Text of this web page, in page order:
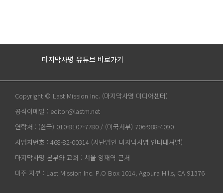
마지막사명 유튜브 바로가기
Copyright © Last Mission Inc. (마지막사명 미디어센터)
공식이메일 : editor@lastm.net
연락처 : (한국) 010-8107-7780 / (미국서부) 706-988-4090
사업자번호 : 468-82-00314 (사단법인 마지막사명 인터내셔널)
마지막사명 본부와 교회 : 서울 양재역 근처
미주 지부 : Last Mission Inc. P.O Box 1014, Agoura Hills, CA 91376